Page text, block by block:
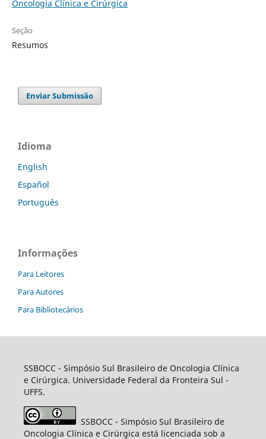
Oncologia Clínica e Cirúrgica
Seção
Resumos
Enviar Submissão
Idioma
English
Español
Português
Informações
Para Leitores
Para Autores
Para Bibliotecários
SSBOCC - Simpósio Sul Brasileiro de Oncologia Clínica
e Cirúrgica. Universidade Federal da Fronteira Sul -
UFFS.
SSBOCC - Simpósio Sul Brasileiro de
Oncologia Clínica e Cirúrgica está licenciada sob a